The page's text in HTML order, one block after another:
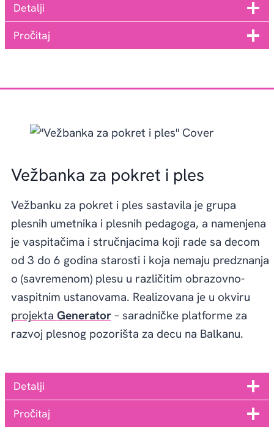
Detalji
Pročitaj
Vežbanka za pokret i ples
Vežbanku za pokret i ples sastavila je grupa
plesnih umetnika i plesnih pedagoga, a namenjena
je vaspitačima i stručnjacima koji rade sa decom
od 3 do 6 godina starosti i koja nemaju predznanja
o (savremenom) plesu u različitim obrazovno-
vaspitnim ustanovama. Realizovana je u okviru
projekta Generator– saradničke platforme za
razvoj plesnog pozorišta za decu na Balkanu.
Detalji
Pročitaj